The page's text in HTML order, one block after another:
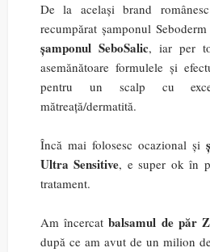
De la același brand
recumpărat șamponul
șamponul SeboSalic, iar per
asemănătoare formulele și
pentru un scalp cu
mătreață/dermatită.
Încă mai folosesc ocazional și
Ultra Sensitive, e super ok în
tratament.
Am încercatbalsamul de păr
după ce am avut de un milion